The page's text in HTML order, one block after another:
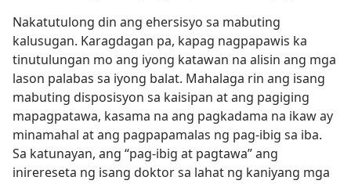
Nakatutulong din ang ehersisyo sa mabuting
kalusugan. Karagdagan pa, kapag nagpapawis ka
tinutulungan mo ang iyong katawan na alisin ang mga
lason palabas sa iyong balat. Mahalaga rin ang isang
mabuting disposisyon sa kaisipan at ang pagiging
mapagpatawa, kasama na ang pagkadama na ikaw ay
minamahal at ang pagpapamalas ng pag-ibig sa iba.
Sa katunayan, ang “pag-ibig at pagtawa” ang
inirereseta ng isang doktor sa lahat ng kaniyang mga